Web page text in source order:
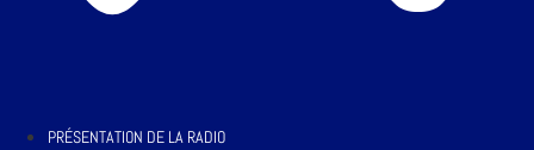
PRÉSENTATION DE LA RADIO